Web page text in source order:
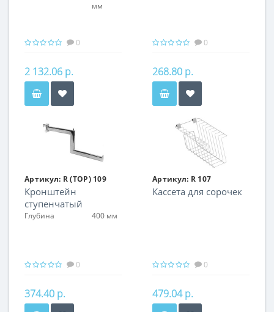
мм
0
2 132.06 р.
0
268.80 р.
Артикул: R (TOP) 109
Кронштейн
ступенчатый
Глубина 400 мм
0
374.40 р.
Артикул: R 107
Кассета для сорочек
0
479.04 р.